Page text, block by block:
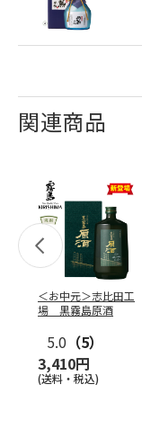
関連商品
＜お中元＞志比田工
場 黒霧島原酒
5.0 （5）
3,410円
(送料・税込)